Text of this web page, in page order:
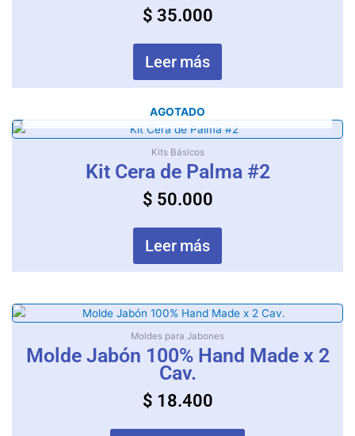
$ 35.000
Leer más
AGOTADO
Kits Básicos
Kit Cera de Palma #2
$ 50.000
Leer más
Moldes para Jabones
Molde Jabón 100% Hand Made x 2
Cav.
$ 18.400